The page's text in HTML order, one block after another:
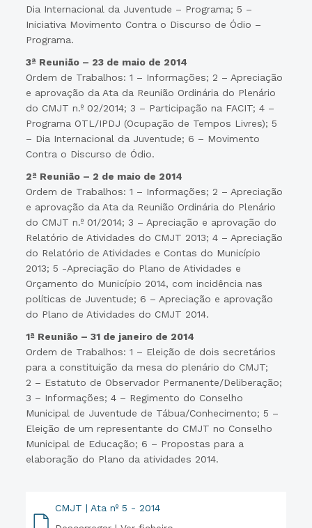
Dia Internacional da Juventude – Programa; 5 –
Iniciativa Movimento Contra o Discurso de Ódio –
Programa.
3ª Reunião – 23 de maio de 2014
Ordem de Trabalhos: 1 – Informações; 2 – Apreciação
e aprovação da Ata da Reunião Ordinária do Plenário
do CMJT n.º 02/2014; 3 – Participação na FACIT; 4 –
Programa OTL/IPDJ (Ocupação de Tempos Livres); 5
– Dia Internacional da Juventude; 6 – Movimento
Contra o Discurso de Ódio.
2ª Reunião – 2 de maio de 2014
Ordem de Trabalhos: 1 – Informações; 2 – Apreciação
e aprovação da Ata da Reunião Ordinária do Plenário
do CMJT n.º 01/2014; 3 – Apreciação e aprovação do
Relatório de Atividades do CMJT 2013; 4 – Apreciação
do Relatório de Atividades e Contas do Município
2013; 5 -Apreciação do Plano de Atividades e
Orçamento do Município 2014, com incidência nas
políticas de Juventude; 6 – Apreciação e aprovação
do Plano de Atividades do CMJT 2014.
1ª Reunião – 31 de janeiro de 2014
Ordem de Trabalhos: 1 – Eleição de dois secretários
para a constituição da mesa do plenário do CMJT;
2 – Estatuto de Observador Permanente/Deliberação;
3 – Informações; 4 – Regimento do Conselho
Municipal de Juventude de Tábua/Conhecimento; 5 –
Eleição de um representante do CMJT no Conselho
Municipal de Educação; 6 – Propostas para a
elaboração do Plano da atividades 2014.
CMJT | Ata nº 5 - 2014